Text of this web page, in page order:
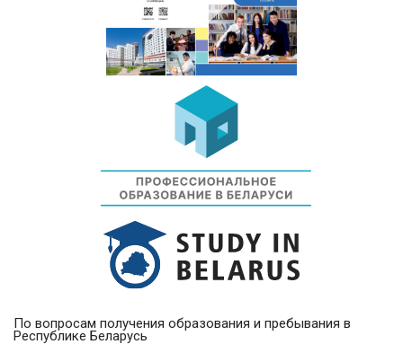
По вопросам получения образования и пребывания в
Республике Беларусь